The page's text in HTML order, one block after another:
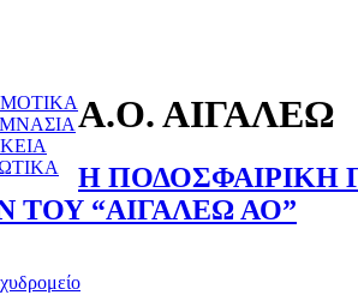
Α.Ο. ΑΙΓΑΛΕΩ
Η ΠΟΔΟΣΦΑΙΡΙΚΗ
ΤΟΥ “ΑΙΓΑΛΕΩ ΑΟ”